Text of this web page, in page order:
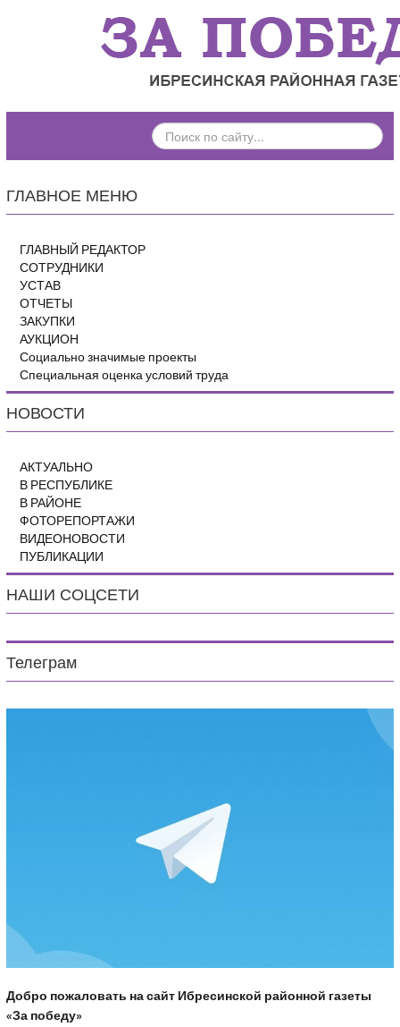
ПОИСК
ПО
ГЛАВНОЕ МЕНЮ
ГЛАВНЫЙ РЕДАКТОР
СОТРУДНИКИ
УСТАВ
ОТЧЕТЫ
ЗАКУПКИ
АУКЦИОН
Социально значимые проекты
Специальная оценка условий труда
НОВОСТИ
АКТУАЛЬНО
В РЕСПУБЛИКЕ
В РАЙОНЕ
ФОТОРЕПОРТАЖИ
ВИДЕОНОВОСТИ
ПУБЛИКАЦИИ
НАШИ СОЦСЕТИ
Телеграм
Добро пожаловать на сайт Ибресинской районной газеты
«За победу»